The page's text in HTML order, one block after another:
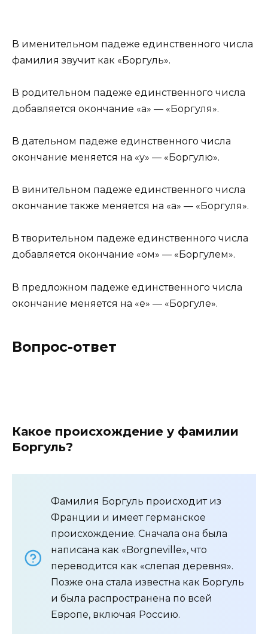
В именительном падеже единственного числа
фамилия звучит как «Боргуль».
В родительном падеже единственного числа
добавляется окончание «а» — «Боргуля».
В дательном падеже единственного числа
окончание меняется на «у» — «Боргулю».
В винительном падеже единственного числа
окончание также меняется на «а» — «Боргуля».
В творительном падеже единственного числа
добавляется окончание «ом» — «Боргулем».
В предложном падеже единственного числа
окончание меняется на «е» — «Боргуле».
Вопрос-ответ
Какое происхождение у фамилии
Боргуль?
Фамилия Боргуль происходит из
Франции и имеет германское
происхождение. Сначала она была
написана как «Borgneville», что
переводится как «слепая деревня».
Позже она стала известна как Боргуль
и была распространена по всей
Европе, включая Россию.